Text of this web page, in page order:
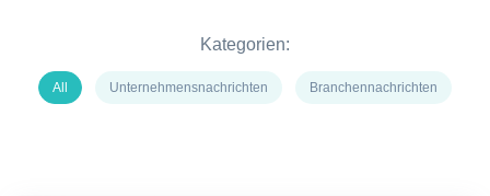
Kategorien:
All Unternehmensnachrichten Branchennachrichten